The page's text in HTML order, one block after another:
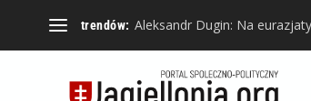
trendów: Aleksandr Dugin: Na